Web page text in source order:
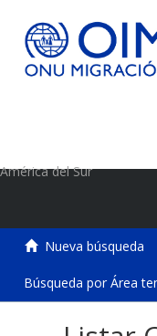
América del Sur
Nueva búsqueda
Búsqueda por Área